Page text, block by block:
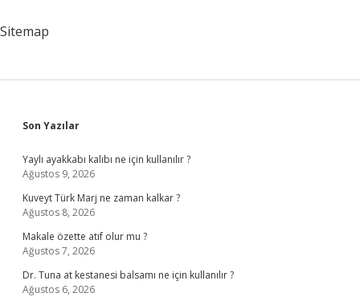
Sitemap
Sidebar
Son Yazılar
Yaylı ayakkabı kalıbı ne için kullanılır ?
Ağustos 9, 2026
Kuveyt Türk Marj ne zaman kalkar ?
Ağustos 8, 2026
Makale özette atıf olur mu ?
Ağustos 7, 2026
Dr. Tuna at kestanesi balsamı ne için kullanılır ?
Ağustos 6, 2026